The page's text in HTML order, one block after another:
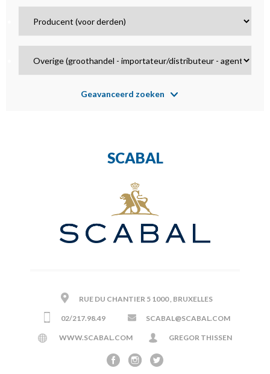
Geavanceerd zoeken
SCABAL
RUE DU CHANTIER 5 1000 , BRUXELLES
02/217.98.49 SCABAL@SCABAL.COM
WWW.SCABAL.COM GREGOR THISSEN